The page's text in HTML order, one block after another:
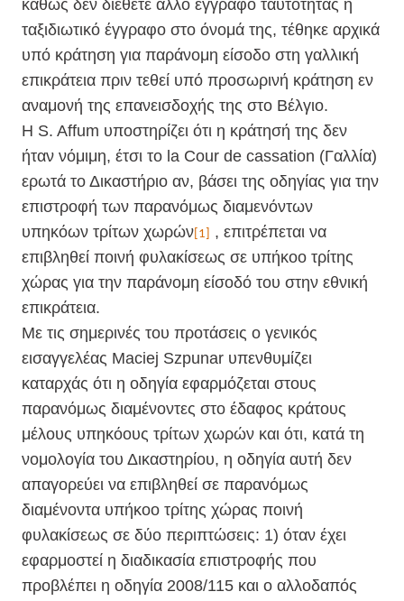
καθώς δεν διέθετε άλλο έγγραφο ταυτότητας ή
ταξιδιωτικό έγγραφο στο όνομά της, τέθηκε αρχικά
υπό κράτηση για παράνομη είσοδο στη γαλλική
επικράτεια πριν τεθεί υπό προσωρινή κράτηση εν
αναμονή της επανεισδοχής της στο Βέλγιο.
Η S. Affum υποστηρίζει ότι η κράτησή της δεν
ήταν νόμιμη, έτσι το la Cour de cassation (Γαλλία)
ερωτά το Δικαστήριο αν, βάσει της οδηγίας για την
επιστροφή των παρανόμως διαμενόντων
υπηκόων τρίτων χωρών [1]
, επιτρέπεται να
επιβληθεί ποινή φυλακίσεως σε υπήκοο τρίτης
χώρας για την παράνομη είσοδό του στην εθνική
επικράτεια.
Με τις σημερινές του προτάσεις ο γενικός
εισαγγελέας Maciej Szpunar υπενθυμίζει
καταρχάς ότι η οδηγία εφαρμόζεται στους
παρανόμως διαμένοντες στο έδαφος κράτους
μέλους υπηκόους τρίτων χωρών και ότι, κατά τη
νομολογία του Δικαστηρίου, η οδηγία αυτή δεν
απαγορεύει να επιβληθεί σε παρανόμως
διαμένοντα υπήκοο τρίτης χώρας ποινή
φυλακίσεως σε δύο περιπτώσεις: 1) όταν έχει
εφαρμοστεί η διαδικασία επιστροφής που
προβλέπει η οδηγία 2008/115 και ο αλλοδαπός